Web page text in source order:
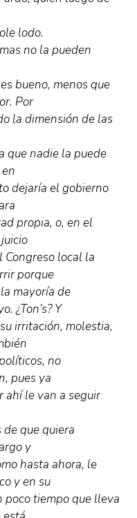
lodo.
no la pueden
bueno, menos que
Por
la dimensión de las
que nadie la puede
dejaría el gobierno
propia, o, en el
local la
porque
mayoría de
¿Ton’s? Y
irritación, molestia,
no
pues ya
ahí le van a seguir
que quiera
y
hasta ahora, le
y en su
poco tiempo que lleva